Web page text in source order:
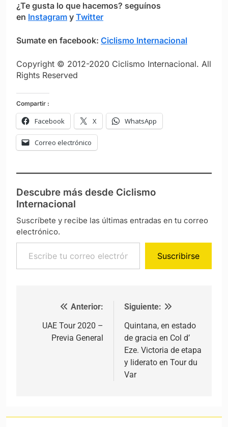
¿Te gusta lo que hacemos? seguínos
en Instagram y Twitter
Sumate en facebook: Ciclismo Internacional
Copyright © 2012-2020 Ciclismo Internacional. All
Rights Reserved
Compartir :
Facebook X WhatsApp
Correo electrónico
Descubre más desde Ciclismo
Internacional
Suscríbete y recibe las últimas entradas en tu correo
electrónico.
Escribe tu correo electrónico…
Suscribirse
Navegación de entradas
Anterior:
UAE Tour 2020 –
Previa General
Siguiente:
Quintana, en estado
de gracia en Col d’
Eze. Victoria de etapa
y liderato en Tour du
Var